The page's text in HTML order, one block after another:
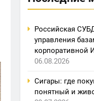
Российская
управления
корпоративной
06.08.2026
Сигары: где
понятный и